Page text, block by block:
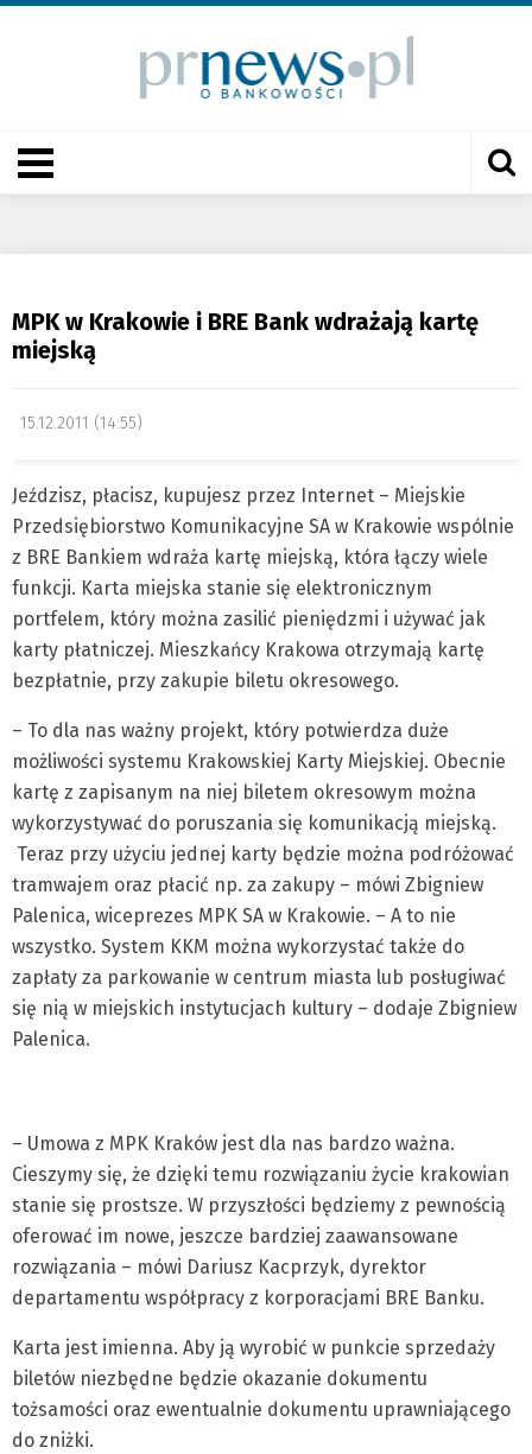
MPK w Krakowie i BRE Bank wdrażają kartę
miejską
15.12.2011 (14:55)
Jeździsz, płacisz, kupujesz przez Internet – Miejskie
Przedsiębiorstwo Komunikacyjne SA w Krakowie wspólnie
z BRE Bankiem wdraża kartę miejską, która łączy wiele
funkcji. Karta miejska stanie się elektronicznym
portfelem, który można zasilić pieniędzmi i używać jak
karty płatniczej. Mieszkańcy Krakowa otrzymają kartę
bezpłatnie, przy zakupie biletu okresowego.
– To dla nas ważny projekt, który potwierdza duże
możliwości systemu Krakowskiej Karty Miejskiej. Obecnie
kartę z zapisanym na niej biletem okresowym można
wykorzystywać do poruszania się komunikacją miejską.
Teraz przy użyciu jednej karty będzie można podróżować
tramwajem oraz płacić np. za zakupy – mówi Zbigniew
Palenica, wiceprezes MPK SA w Krakowie. – A to nie
wszystko. System KKM można wykorzystać także do
zapłaty za parkowanie w centrum miasta lub posługiwać
się nią w miejskich instytucjach kultury – dodaje Zbigniew
Palenica.
– Umowa z MPK Kraków jest dla nas bardzo ważna.
Cieszymy się, że dzięki temu rozwiązaniu życie krakowian
stanie się prostsze. W przyszłości będziemy z pewnością
oferować im nowe, jeszcze bardziej zaawansowane
rozwiązania – mówi Dariusz Kacprzyk, dyrektor
departamentu współpracy z korporacjami BRE Banku.
Karta jest imienna. Aby ją wyrobić w punkcie sprzedaży
biletów niezbędne będzie okazanie dokumentu
tożsamości oraz ewentualnie dokumentu uprawniającego
do zniżki.